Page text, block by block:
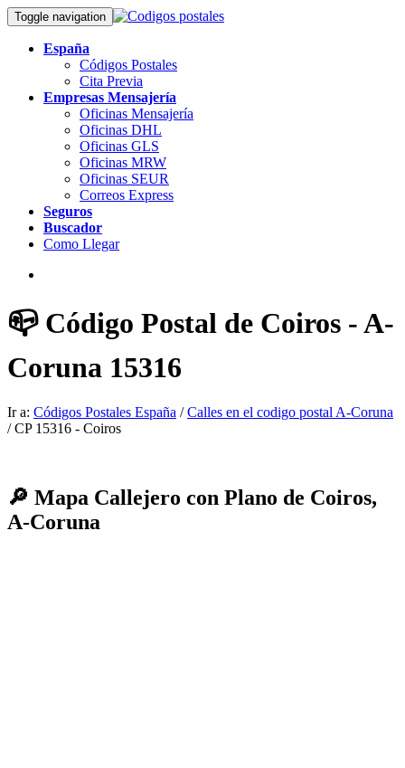
Toggle navigation
España
Códigos Postales
Cita Previa
Empresas Mensajería
Oficinas Mensajería
Oficinas DHL
Oficinas GLS
Oficinas MRW
Oficinas SEUR
Correos Express
Seguros
Buscador
Como Llegar
📪 Código Postal de Coiros - A-
Coruna 15316
Ir a: Códigos Postales España /Calles en el codigo postal A-Coruna
/ CP 15316 - Coiros
🔎 Mapa Callejero con Plano de Coiros,
A-Coruna